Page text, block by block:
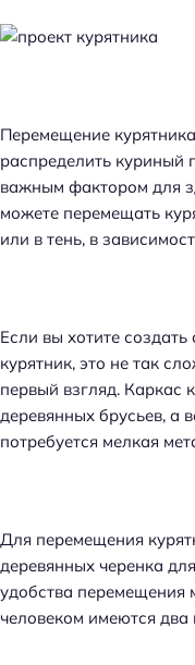
Перемещение
распределить куриный
важным фактором для
можете перемещать
или в тень, в
Если вы хотите
курятник, это не так
первый взгляд. Каркас
деревянных брусьев, а
потребуется мелкая
Для перемещения
деревянных черенка
удобства перемещения
человеком имеются два